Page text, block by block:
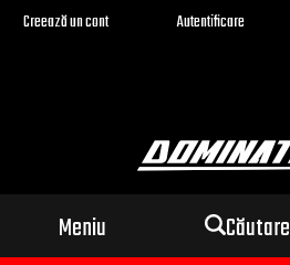
Creează un cont
Autentificare
Meniu Căutare